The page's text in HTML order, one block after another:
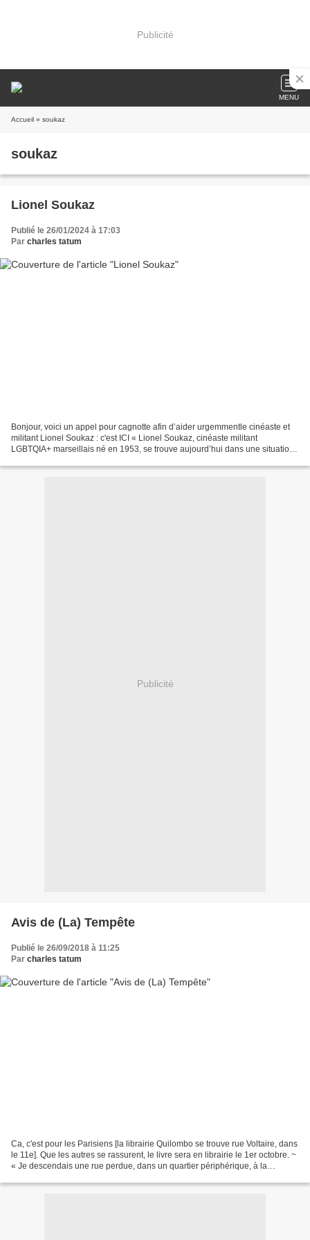
Publicité
MENU
Accueil » soukaz
soukaz
Lionel Soukaz
Publié le 26/01/2024 à 17:03
Par charles tatum
Bonjour, voici un appel pour cagnotte afin d’aider urgemmentle cinéaste et
militant Lionel Soukaz : c'est ICI « Lionel Soukaz, cinéaste militant
LGBTQIA+ marseillais né en 1953, se trouve aujourd’hui dans une situation
Publicité
Avis de (La) Tempête
Publié le 26/09/2018 à 11:25
Par charles tatum
Ca, c'est pour les Parisiens [la librairie Quilombo se trouve rue Voltaire, dans
le 11e]. Que les autres se rassurent, le livre sera en librairie le 1er octobre. ~
« Je descendais une rue perdue, dans un quartier périphérique, à la